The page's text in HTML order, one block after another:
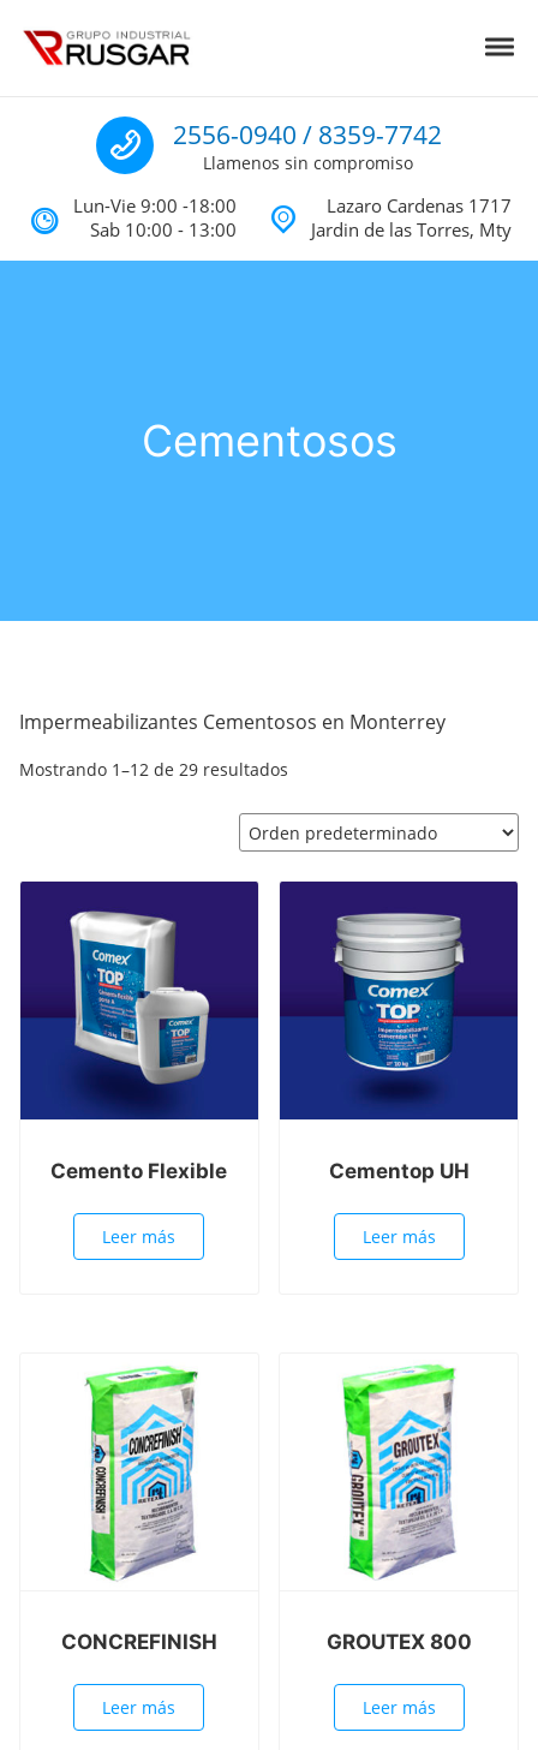
Impermeabilizantes y Aislantes
Llamenos
2556-0940 / 8359-7742
Llamenos sin compromiso
Lun-Vie 9:00 -18:00
Sab 10:00 - 13:00
Lazaro Cardenas 1717
Jardin de las Torres, Mty
Cementosos
Impermeabilizantes Cementosos en Monterrey
Mostrando 1–12 de 29 resultados
Cemento Flexible
Leer más
Cementop UH
Leer más
CONCREFINISH
Leer más
GROUTEX 800
Leer más